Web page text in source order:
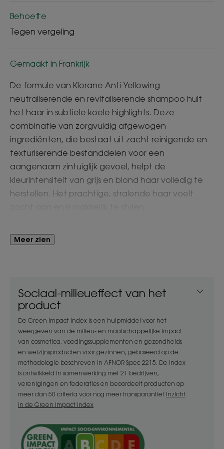
Behoefte
Tegen vergeling
Gemaakt in Frankrijk
De formule van Klorane Anti-Yellowing
neutraliserende en revitaliserende shampoo hult
het haar in subtiele koele highlights. Deze
combinatie van zorgvuldig afgewogen
ingrediënten, die bestaat uit zacht reinigende en
texturiserende bestanddelen voor een
aangenaam zintuiglijk gevoel, helpt de
kleurintensiteit van grijs en blond haar volledig te
herstellen. Het prachtige, stralende haar voelt
Voordeel
Voordelen
- Reinigt: de formule wordt goed verdragen, reinigt
in alle zachtheid en tast het haar of de hoofdhuid
niet aan.
- Neutraliseert: de formule van de ontgelende
shampoo neutraliseert actief de vergeling van wit,
grijs en platinablond haar.
- Revitaliseert: de shampoo maakt grijs en blond
haar weer mooi en glanzend.
TEXTUUR
Meer zien
Sociaal-milieueffect van het
product
De Green Impact Index is een hulpmiddel voor het
weergeven van de milieu- en maatschappelijke impact
van cosmetica, voedingssupplementen en gezondheids-
en welzijnsproducten voor gezinnen, gebaseerd op de
methodologie beschreven in AFNOR Spec 2215. De index
is ontwikkeld in samenwerking met 21 bedrijven,
verenigingen en federaties en beoordeelt producten op
meer dan 50 criteria voor nog meer transparantie! Inzicht
in de Green Impact Index